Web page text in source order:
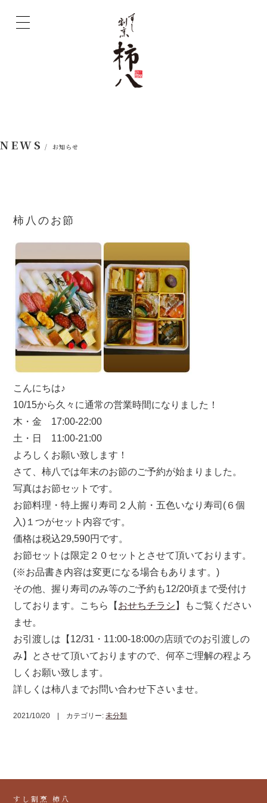
NEWS / お知らせ
柿八のお節
こんにちは♪
10/15から久々に通常の営業時間になりました！
木・金 17:00-22:00
土・日 11:00-21:00
よろしくお願い致します！
さて、柿八では年末のお節のご予約が始まりました。
写真はお節セットです。
お節料理・特上握り寿司２人前・五色いなり寿司(６個
入)１つがセット内容です。
価格は税込29,590円です。
お節セットは限定２０セットとさせて頂いております。
(※お品書き内容は変更になる場合もあります。)
その他、握り寿司のみ等のご予約も12/20頃まで受付け
しております。こちら【 おせちチラシ 】もご覧ください
ませ。
お引渡しは【12/31・11:00-18:00の店頭でのお引渡しの
み】とさせて頂いておりますので、何卒ご理解の程よろ
しくお願い致します。
詳しくは柿八までお問い合わせ下さいませ。
2021/10/20 | カテゴリー:未分類
すし割烹 柿八